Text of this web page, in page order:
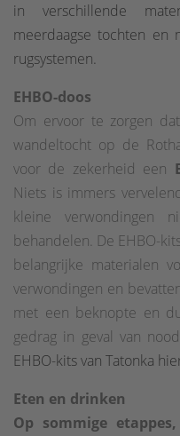
in verschillende
meerdaagse tochten en
rugsystemen.
EHBO-doos
Om ervoor te zorgen
wandeltocht op de
voor de zekerheid een
Niets is immers
kleine verwondingen
behandelen. De EHBO-
belangrijke materialen
verwondingen en
met een beknopte en
gedrag in geval van
EHBO-kits van Tatonka
Eten en drinken
Op sommige